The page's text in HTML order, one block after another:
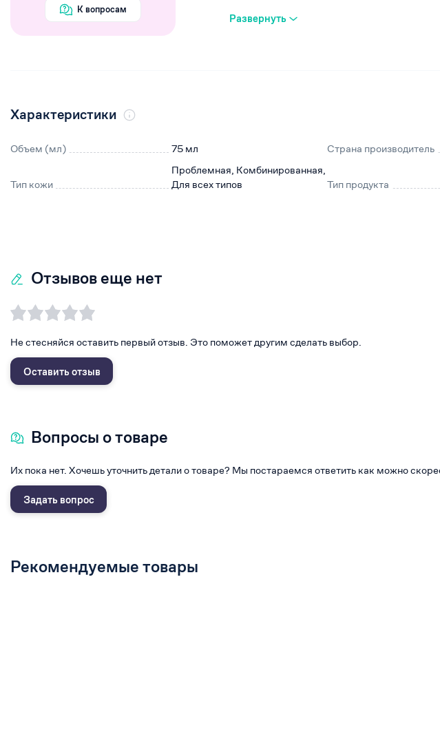
К вопросам
Развернуть
Характеристики
Объем (мл) 75 мл Страна производитель
Тип кожи
Проблемная, Комбинированная,
Для всех типов
Тип продукта
Отзывов еще нет
Не стесняйся оставить первый отзыв. Это поможет другим сделать выбор.
Оставить отзыв
Вопросы о товаре
Их пока нет. Хочешь уточнить детали о товаре? Мы постараемся ответить как можно
Задать вопрос
Рекомендуемые товары